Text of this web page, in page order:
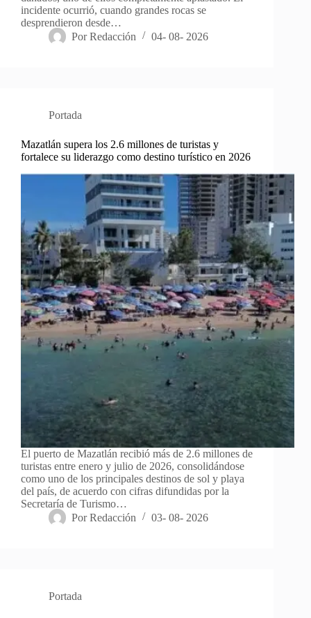
incidente ocurrió, cuando grandes rocas se
desprendieron desde…
Por Redacción 04- 08- 2026
Portada
Mazatlán supera los 2.6 millones de turistas y
fortalece su liderazgo como destino turístico en 2026
El puerto de Mazatlán recibió más de 2.6 millones de
turistas entre enero y julio de 2026, consolidándose
como uno de los principales destinos de sol y playa
del país, de acuerdo con cifras difundidas por la
Secretaría de Turismo…
Por Redacción 03- 08- 2026
Portada